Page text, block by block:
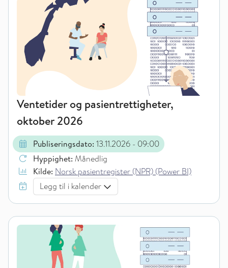
Ventetider og pasientrettigheter,
oktober 2026
Publiseringsdato: 13.11.2026 - 09:00
Hyppighet: Månedlig
Kilde: Norsk pasientregister (NPR) (Power BI)
Legg til i kalender